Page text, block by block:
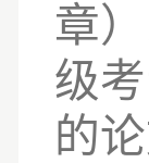
章
级
的